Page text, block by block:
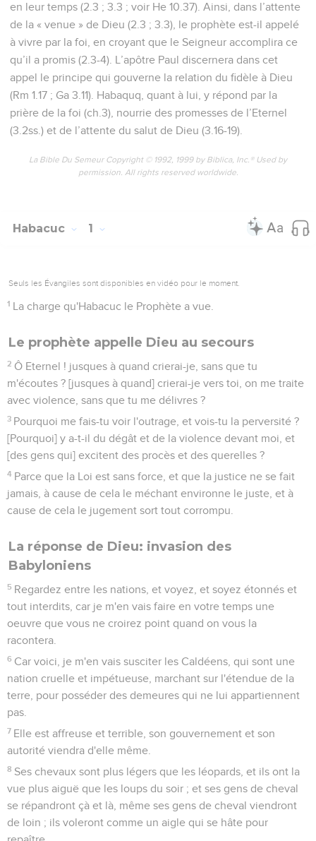
en leur temps (2.3 ; 3.3 ; voir He 10.37). Ainsi, dans l’attente
de la « venue » de Dieu (2.3 ; 3.3), le prophète est-il appelé
à vivre par la foi, en croyant que le Seigneur accomplira ce
qu’il a promis (2.3-4). L’apôtre Paul discernera dans cet
appel le principe qui gouverne la relation du fidèle à Dieu
(Rm 1.17 ; Ga 3.11). Habaquq, quant à lui, y répond par la
prière de la foi (ch.3), nourrie des promesses de l’Eternel
(3.2ss.) et de l’attente du salut de Dieu (3.16-19).
La Bible Du Semeur Copyright © 1992, 1999 by Biblica, Inc.® Used by
permission. All rights reserved worldwide.
Habacuc 1
Seuls les Évangiles sont disponibles en vidéo pour le moment.
1 La charge qu'Habacuc le Prophète a vue.
Le prophète appelle Dieu au secours
2 Ô Eternel ! jusques à quand crierai-je, sans que tu
m'écoutes ? [jusques à quand] crierai-je vers toi, on me traite
avec violence, sans que tu me délivres ?
3 Pourquoi me fais-tu voir l'outrage, et vois-tu la perversité ?
[Pourquoi] y a-t-il du dégât et de la violence devant moi, et
[des gens qui] excitent des procès et des querelles ?
4 Parce que la Loi est sans force, et que la justice ne se fait
jamais, à cause de cela le méchant environne le juste, et à
cause de cela le jugement sort tout corrompu.
La réponse de Dieu: invasion des
Babyloniens
5 Regardez entre les nations, et voyez, et soyez étonnés et
tout interdits, car je m'en vais faire en votre temps une
oeuvre que vous ne croirez point quand on vous la
racontera.
6 Car voici, je m'en vais susciter les Caldéens, qui sont une
nation cruelle et impétueuse, marchant sur l'étendue de la
terre, pour posséder des demeures qui ne lui appartiennent
pas.
7 Elle est affreuse et terrible, son gouvernement et son
autorité viendra d'elle même.
8 Ses chevaux sont plus légers que les léopards, et ils ont la
vue plus aiguë que les loups du soir ; et ses gens de cheval
se répandront çà et là, même ses gens de cheval viendront
de loin ; ils voleront comme un aigle qui se hâte pour